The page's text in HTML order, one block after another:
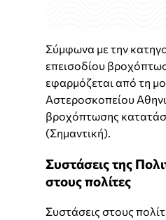
Σύμφωνα με την
επεισοδίου
εφαρμόζεται από τη
Αστεροσκοπείου
βροχόπτωσης
(Σημαντική).
Συστάσεις της
στους πολίτες
Συστάσεις στους